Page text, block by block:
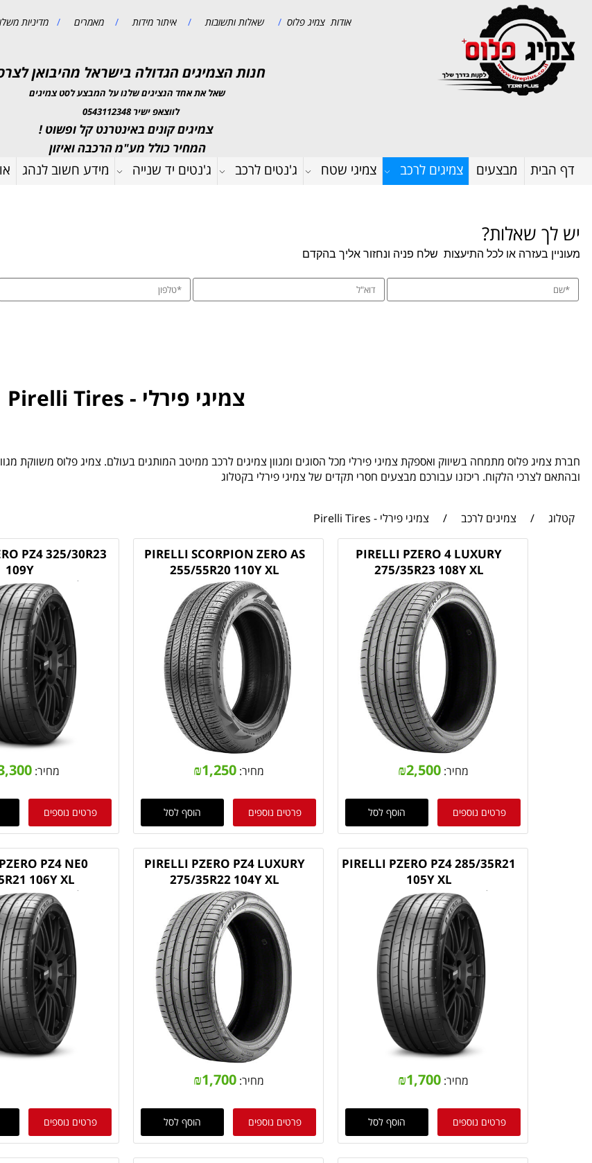
אודות צמיג פלוס/ שאלות ותשובות / איתור מידות / מאמרים / מדיניות
חנות הצמיגים הגדולה בישראל מהיבואן
שאל את אחד הנציגים שלנו על המבצע לסט צמיגים
לווצאפ ישיר 0543112348
צמיגים קונים באינטרנט קל ופשוט !
המחיר כולל מע"מ הרכבה ואיזון
דף הבית מבצעים צמיגים לרכב צמיגי שטח ג'נטים לרכב ג'נטים יד שנייה מידע חשוב לנהג
יש לך שאלות?
מעוניין בעזרה או לכל התיעצות שלח פניה ונחזור אליך בהקדם
צמיגי פירלי - Pirelli Tires
ובהתאם לצרכי הלקוח. ריכזנו עבורכם מבצעים חסרי תקדים של צמיגי פירלי בקטלוג
קטלוג / צמיגים לרכב / צמיגי פירלי - Pirelli Tires
PIRELLI PZERO 4 LUXURY
275/35R23 108Y XL
מחיר: ₪2,500
פרטים נוספים הוסף לסל
PIRELLI SCORPION ZERO AS
255/55R20 110Y XL
מחיר: ₪1,250
פרטים נוספים הוסף לסל
PZ4 325/30R23
109Y
מחיר:
פרטים נוספים
PIRELLI PZERO PZ4 285/35R21
105Y XL
מחיר: ₪1,700
פרטים נוספים הוסף לסל
PIRELLI PZERO PZ4 LUXURY
275/35R22 104Y XL
מחיר: ₪1,700
פרטים נוספים הוסף לסל
PZ4 NE0
106Y XL
פרטים נוספים